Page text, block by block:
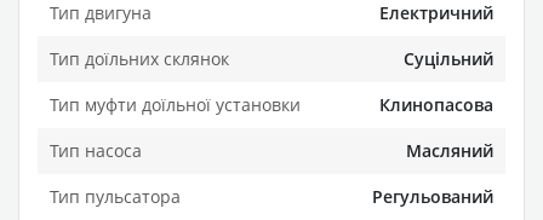
Тип двигуна
Електричний
Тип доїльних склянок
Суцільний
Тип муфти доїльної установки
Клинопасова
Тип насоса
Масляний
Тип пульсатора
Регульований